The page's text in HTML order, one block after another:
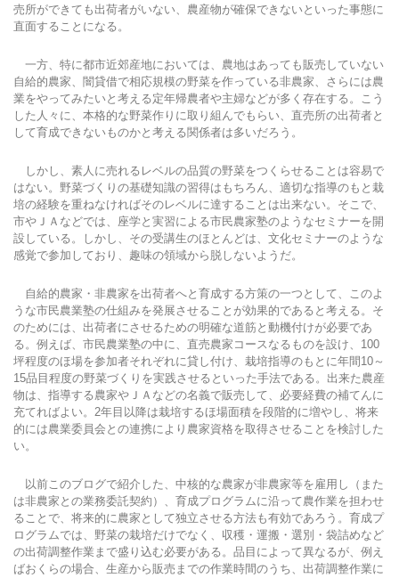
売所ができても出荷者がいない、農産物が確保できないといった事態に
直面することになる。
一方、特に都市近郊産地においては、農地はあっても販売していない
自給的農家、闇貸借で相応規模の野菜を作っている非農家、さらには農
業をやってみたいと考える定年帰農者や主婦などが多く存在する。こう
した人々に、本格的な野菜作りに取り組んでもらい、直売所の出荷者と
して育成できないものかと考える関係者は多いだろう。
しかし、素人に売れるレベルの品質の野菜をつくらせることは容易で
はない。野菜づくりの基礎知識の習得はもちろん、適切な指導のもと栽
培の経験を重ねなければそのレベルに達することは出来ない。そこで、
市やＪＡなどでは、座学と実習による市民農家塾のようなセミナーを開
設している。しかし、その受講生のほとんどは、文化セミナーのような
感覚で参加しており、趣味の領域から脱しないようだ。
自給的農家・非農家を出荷者へと育成する方策の一つとして、このよ
うな市民農業塾の仕組みを発展させることが効果的であると考える。そ
のためには、出荷者にさせるための明確な道筋と動機付けが必要であ
る。例えば、市民農業塾の中に、直売農家コースなるものを設け、100
坪程度のほ場を参加者それぞれに貸し付け、栽培指導のもとに年間10～
15品目程度の野菜づくりを実践させるといった手法である。出来た農産
物は、指導する農家やＪＡなどの名義で販売して、必要経費の補てんに
充てればよい。2年目以降は栽培するほ場面積を段階的に増やし、将来
的には農業委員会との連携により農家資格を取得させることを検討した
い。
以前このブログで紹介した、中核的な農家が非農家等を雇用し（また
は非農家との業務委託契約）、育成プログラムに沿って農作業を担わせ
ることで、将来的に農家として独立させる方法も有効であろう。育成プ
ログラムでは、野菜の栽培だけでなく、収穫・運搬・選別・袋詰めなど
の出荷調整作業まで盛り込む必要がある。品目によって異なるが、例え
ばおくらの場合、生産から販売までの作業時間のうち、出荷調整作業に